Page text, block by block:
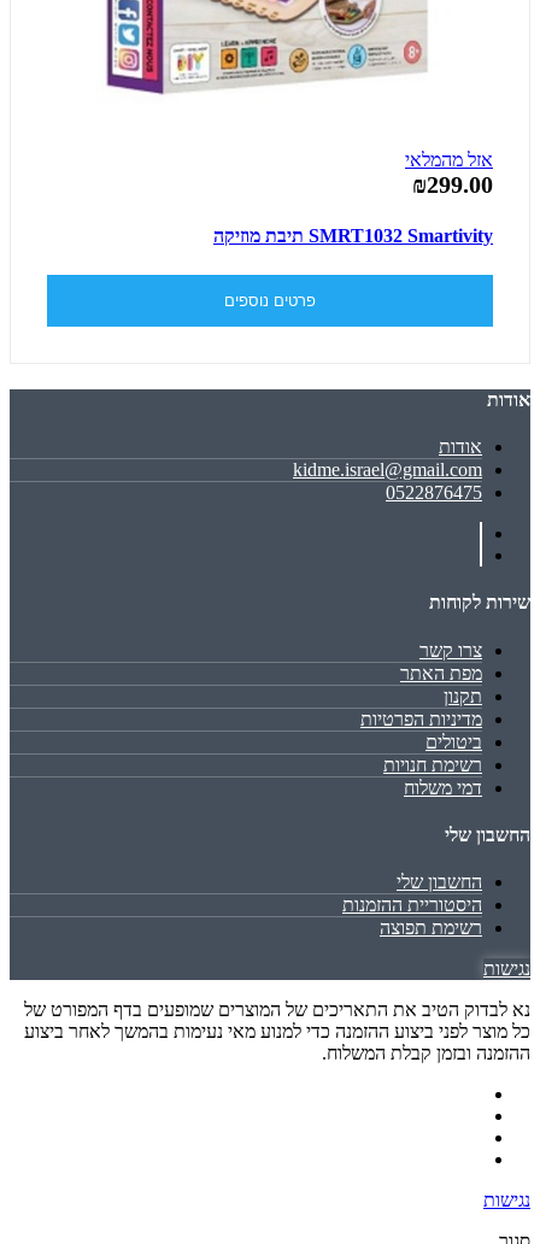
אזל מהמלאי
₪299.00
SMRT1032 Smartivity תיבת מוזיקה
פרטים נוספים
אודות
אודות
kidme.israel@gmail.com
0522876475
שירות לקוחות
צרו קשר
מפת האתר
תקנון
מדיניות הפרטיות
ביטולים
רשימת חנויות
דמי משלוח
החשבון שלי
החשבון שלי
היסטוריית ההזמנות
רשימת תפוצה
נגישות
נא לבדוק הטיב את התאריכים של המוצרים שמופעים בדף המפורט של
כל מוצר לפני ביצוע ההזמנה כדי למנוע מאי נעימות בהמשך לאחר ביצוע
ההזמנה ובזמן קבלת המשלוח.
נגישות